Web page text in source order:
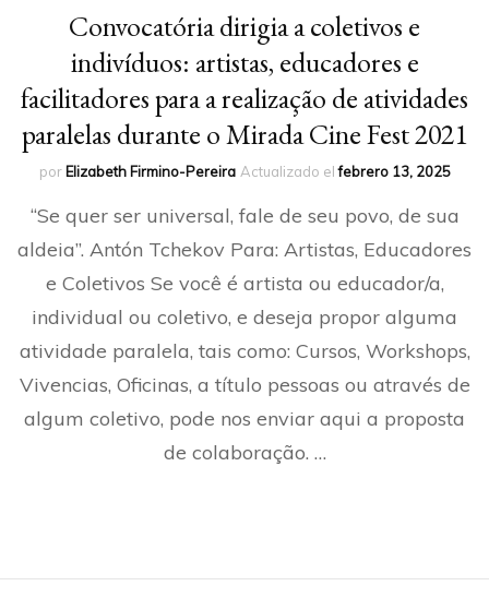
Convocatória dirigia a coletivos e
indivíduos: artistas, educadores e
facilitadores para a realização de atividades
paralelas durante o Mirada Cine Fest 2021
por Elizabeth Firmino-Pereira Actualizado elfebrero 13, 2025
“Se quer ser universal, fale de seu povo, de sua
aldeia”. Antón Tchekov Para: Artistas, Educadores
e Coletivos Se você é artista ou educador/a,
individual ou coletivo, e deseja propor alguma
atividade paralela, tais como: Cursos, Workshops,
Vivencias, Oficinas, a título pessoas ou através de
algum coletivo, pode nos enviar aqui a proposta
de colaboração. …